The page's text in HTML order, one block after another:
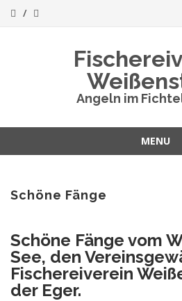
Angeln im
MENU
content
Schöne Fänge
Schöne Fänge vom
See, den
Fischereiverein
der Eger.